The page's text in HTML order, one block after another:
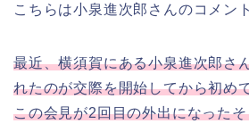
こちらは小泉進次郎さんのコメン
最近、横須賀にある小泉進次郎さ
れたのが交際を開始してから初め
この会見が2回目の外出になった